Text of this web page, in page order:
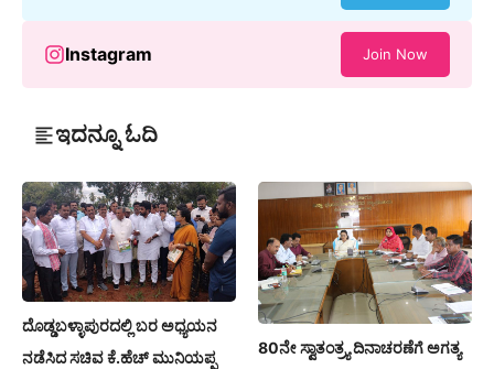
Instagram Join Now
ಇದನ್ನೂ ಓದಿ
ದೊಡ್ಡಬಳ್ಳಾಪುರದಲ್ಲಿ ಬರ ಅಧ್ಯಯನ
ನಡೆಸಿದ ಸಚಿವ ಕೆ.ಹೆಚ್ ಮುನಿಯಪ್ಪ
80ನೇ ಸ್ವಾತಂತ್ರ್ಯ ದಿನಾಚರಣೆಗೆ ಅಗತ್ಯ